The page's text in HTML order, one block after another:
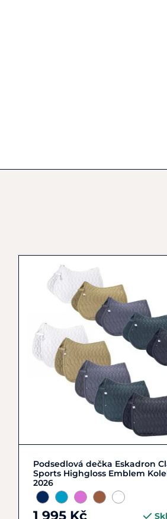
DR VS
Podsedlová dečka Eskadron
Sports Highgloss Emblem
2026
1 995 Kč